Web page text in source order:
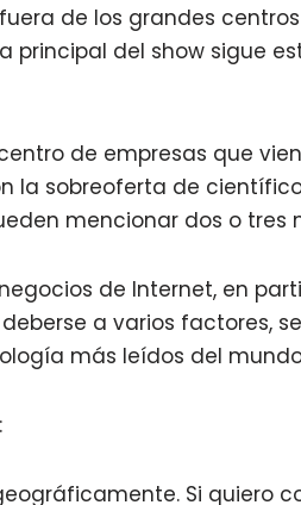
de los grandes
principal del show sigue
de empresas que
la sobreoferta de
mencionar dos o tres
de Internet, en
a varios factores,
más leídos del
Si quiero